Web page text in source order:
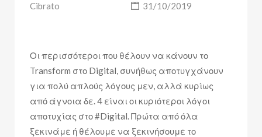
Cibrato 31/10/2019
Οι περισσότεροι που θέλουν να κάνουν το
Transform στο Digital, συνήθως αποτυγχάνουν
για πολύ απλούς λόγους μεν, αλλά κυρίως
από άγνοια δε. 4 είναι οι κυριότεροι λόγοι
αποτυχίας στο #Digital. Πρώτα από όλα
ξεκινάμε ή θέλουμε να ξεκινήσουμε το